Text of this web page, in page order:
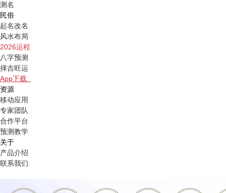
测名
民俗
起名改名
风水布局
2026运程
八字预测
择吉旺运
App下载
资源
移动应用
专家团队
合作平台
预测教学
关于
产品介绍
联系我们